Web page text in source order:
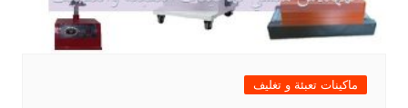
ماكينات تعبئة و تغليف